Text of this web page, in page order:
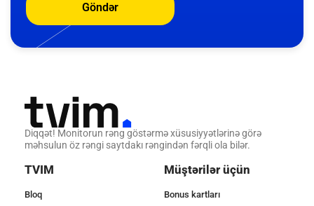
Göndər
Diqqət! Monitorun rəng göstərmə xüsusiyyətlərinə görə
məhsulun öz rəngi saytdakı rəngindən fərqli ola bilər.
TVIM
Bloq
Müştərilər üçün
Bonus kartları